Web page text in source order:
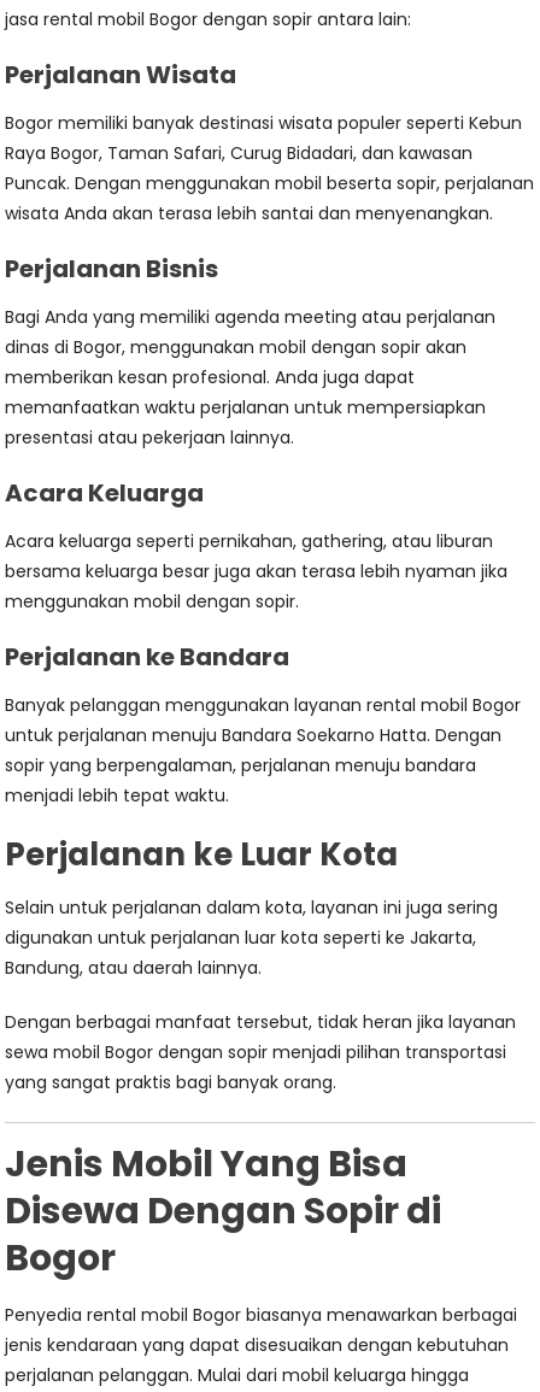
jasa rental mobil Bogor dengan sopir antara lain:
Perjalanan Wisata
Bogor memiliki banyak destinasi wisata populer seperti Kebun
Raya Bogor, Taman Safari, Curug Bidadari, dan kawasan
Puncak. Dengan menggunakan mobil beserta sopir, perjalanan
wisata Anda akan terasa lebih santai dan menyenangkan.
Perjalanan Bisnis
Bagi Anda yang memiliki agenda meeting atau perjalanan
dinas di Bogor, menggunakan mobil dengan sopir akan
memberikan kesan profesional. Anda juga dapat
memanfaatkan waktu perjalanan untuk mempersiapkan
presentasi atau pekerjaan lainnya.
Acara Keluarga
Acara keluarga seperti pernikahan, gathering, atau liburan
bersama keluarga besar juga akan terasa lebih nyaman jika
menggunakan mobil dengan sopir.
Perjalanan ke Bandara
Banyak pelanggan menggunakan layanan rental mobil Bogor
untuk perjalanan menuju Bandara Soekarno Hatta. Dengan
sopir yang berpengalaman, perjalanan menuju bandara
menjadi lebih tepat waktu.
Perjalanan ke Luar Kota
Selain untuk perjalanan dalam kota, layanan ini juga sering
digunakan untuk perjalanan luar kota seperti ke Jakarta,
Bandung, atau daerah lainnya.
Dengan berbagai manfaat tersebut, tidak heran jika layanan
sewa mobil Bogor dengan sopir menjadi pilihan transportasi
yang sangat praktis bagi banyak orang.
Jenis Mobil Yang Bisa
Disewa Dengan Sopir di
Bogor
Penyedia rental mobil Bogor biasanya menawarkan berbagai
jenis kendaraan yang dapat disesuaikan dengan kebutuhan
perjalanan pelanggan. Mulai dari mobil keluarga hingga